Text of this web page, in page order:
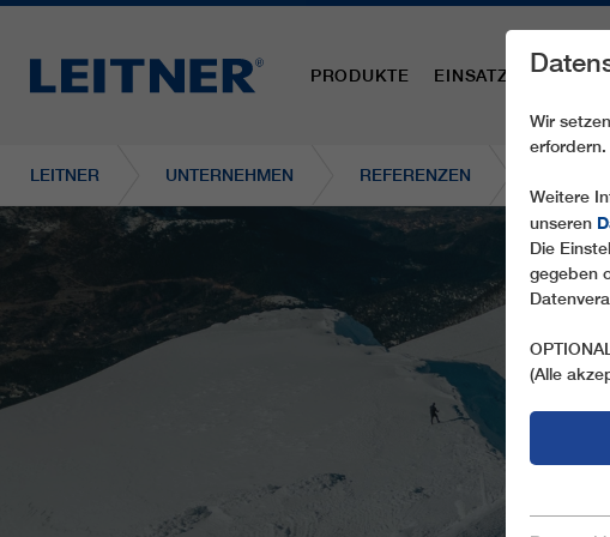
PRODUKTE EINSATZBEREICHE
LEITNER UNTERNEHMEN REFERENZEN
Wir
erfordern.
Weitere
unseren
Die
gegeben
(Alle